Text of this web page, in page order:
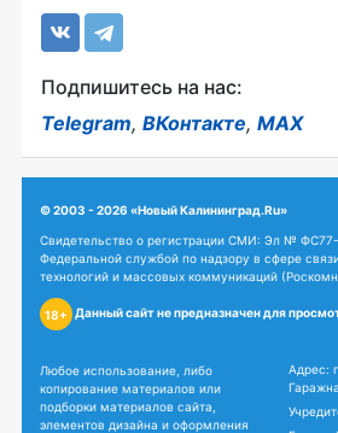
Подпишитесь на нас:
Telegram, ВКонтакте, MAX
© 2003 - 2026 «Новый Калининград.Ru»
Свидетельство о регистрации СМИ: Эл №
Федеральной службой по надзору в сфере
технологий и массовых коммуникаций
18+ Данный сайт не предназначен для
Любое использование, либо
копирование материалов или
подборки материалов сайта,
элементов дизайна и оформления
Адрес: